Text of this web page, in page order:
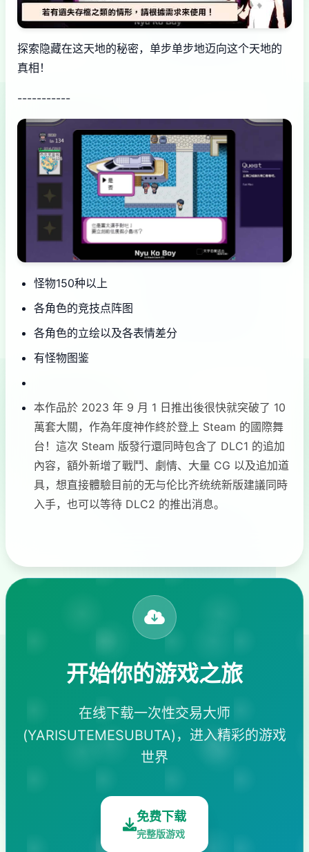
探索隐藏在这天地的秘密，单步单步地迈向这个天地的
真相！
-----------
怪物150种以上
各角色的竞技点阵图
各角色的立绘以及各表情差分
有怪物图鉴
本作品於 2023 年 9 月 1 日推出後很快就突破了 10
萬套大關，作為年度神作終於登上 Steam 的國際舞
台！這次 Steam 版發行還同時包含了 DLC1 的追加
內容，額外新增了戰鬥、劇情、大量 CG 以及追加道
具，想直接體驗目前的无与伦比齐统统新版建議同時
入手，也可以等待 DLC2 的推出消息。
开始你的游戏之旅
在线下载一次性交易大师
(YARISUTEMESUBUTA)，进入精彩的游戏
世界
免费下载
完整版游戏